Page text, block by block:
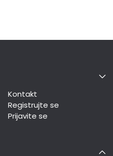
Kontakt
Registrujte se
Prijavite se